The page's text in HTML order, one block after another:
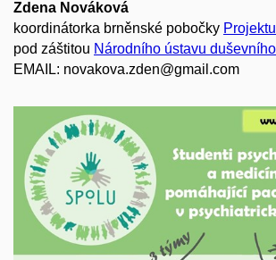
Zdena Nováková
koordinátorka brněnské pobočky
pod záštitou Národního ústavu
EMAIL: novakova.zden@gmail.com